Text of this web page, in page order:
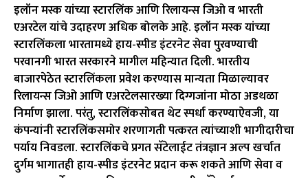
इलॉन मस्क यांच्या स्टारलिंक आणि रिलायन्स जिओ व भारती
एअरटेल यांचे उदाहरण अधिक बोलके आहे. इलॉन मस्क यांच्या
स्टारलिंकला भारतामध्ये हाय-स्पीड इंटरनेट सेवा पुरवण्याची
परवानगी भारत सरकारने मागील महिन्यात दिली. भारतीय
बाजारपेठेत स्टारलिंकला प्रवेश करण्यास मान्यता मिळाल्यावर
रिलायन्स जिओ आणि एअरटेलसारख्या दिग्गजांना मोठा अडथळा
निर्माण झाला. परंतु, स्टारलिंकसोबत थेट स्पर्धा करण्याऐवजी, या
कंपन्यांनी स्टारलिंकसमोर शरणागती पत्करत त्यांच्याशी भागीदारीचा
पर्याय निवडला. स्टारलिंकचे प्रगत सॅटेलाईट तंत्रज्ञान अल्प खर्चात
दुर्गम भागातही हाय-स्पीड इंटरनेट प्रदान करू शकते आणि सेवा व